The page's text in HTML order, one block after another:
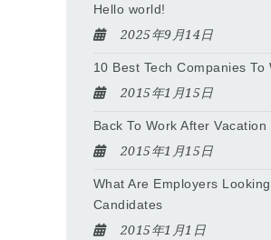
Hello world!
2025年9月14日
10 Best Tech Companies
2015年1月15日
Back To Work After Vacation
2015年1月15日
What Are Employers
Candidates
2015年1月1日